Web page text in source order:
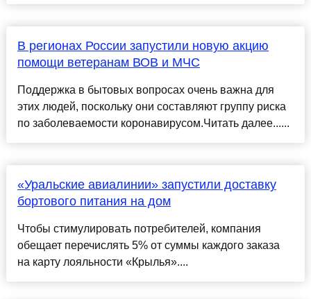
В регионах России запустили новую акцию
помощи ветеранам ВОВ и МЧС
Поддержка в бытовых вопросах очень важна для
этих людей, поскольку они составляют группу риска
по заболеваемости коронавирусом.Читать далее......
«Уральские авиалинии» запустили доставку
бортового питания на дом
Чтобы стимулировать потребителей, компания
обещает перечислять 5% от суммы каждого заказа
на карту лояльности «Крылья»....